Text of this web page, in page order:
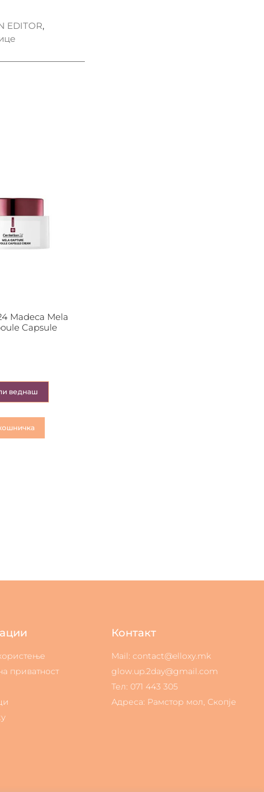
EDITOR,
Madeca Mela
Capsule
веднаш
приватност
Контакт
Mail: contact@elloxy.mk
glow.up.2day@gmail.com
Тел: 071 443 305
Адреса: Рамстор мол, Скопје